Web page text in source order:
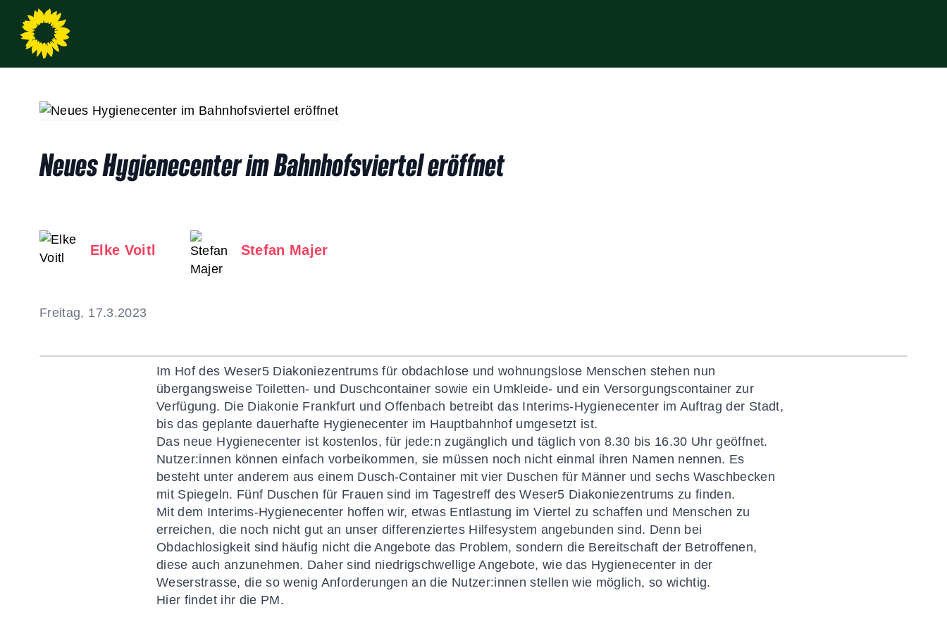
Neues Hygienecenter im Bahnhofsviertel eröffnet
Elke Voitl Stefan Majer
Freitag, 17.3.2023
Im Hof des Weser5 Diakoniezentrums für obdachlose und wohnungslose Menschen stehen nun
übergangsweise Toiletten- und Duschcontainer sowie ein Umkleide- und ein Versorgungscontainer zur
Verfügung. Die Diakonie Frankfurt und Offenbach betreibt das Interims-Hygienecenter im Auftrag der Stadt,
bis das geplante dauerhafte Hygienecenter im Hauptbahnhof umgesetzt ist.
Das neue Hygienecenter ist kostenlos, für jede:n zugänglich und täglich von 8.30 bis 16.30 Uhr geöffnet.
Nutzer:innen können einfach vorbeikommen, sie müssen noch nicht einmal ihren Namen nennen. Es
besteht unter anderem aus einem Dusch-Container mit vier Duschen für Männer und sechs Waschbecken
mit Spiegeln. Fünf Duschen für Frauen sind im Tagestreff des Weser5 Diakoniezentrums zu finden.
Mit dem Interims-Hygienecenter hoffen wir, etwas Entlastung im Viertel zu schaffen und Menschen zu
erreichen, die noch nicht gut an unser differenziertes Hilfesystem angebunden sind. Denn bei
Obdachlosigkeit sind häufig nicht die Angebote das Problem, sondern die Bereitschaft der Betroffenen,
diese auch anzunehmen. Daher sind niedrigschwellige Angebote, wie das Hygienecenter in der
Weserstrasse, die so wenig Anforderungen an die Nutzer:innen stellen wie möglich, so wichtig.
Hier findet ihr die PM.